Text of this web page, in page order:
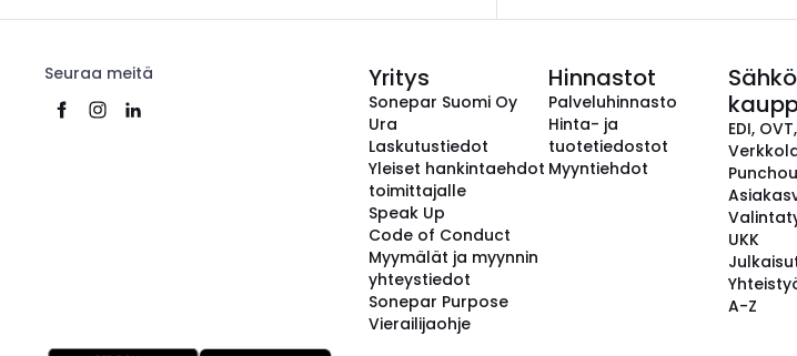
Seuraa meitä Yritys
Sonepar Suomi Oy
Ura
Laskutustiedot
Yleiset hankintaehdot
toimittajalle
Speak Up
Code of Conduct
Myymälät ja myynnin
yhteystiedot
Sonepar Purpose
Vierailijaohje
Hinnastot
Palveluhinnasto
Hinta- ja
tuotetiedostot
Myyntiehdot
EDI,
UKK
A-Z